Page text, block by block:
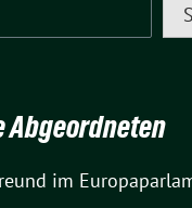
Abgeordneten
im